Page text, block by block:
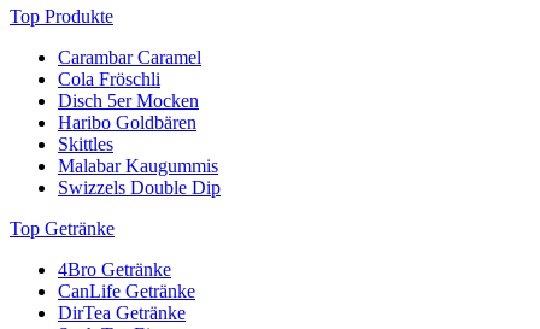
Top Produkte
Carambar Caramel
Cola Fröschli
Disch 5er Mocken
Haribo Goldbären
Skittles
Malabar Kaugummis
Swizzels Double Dip
Top Getränke
4Bro Getränke
CanLife Getränke
DirTea Getränke